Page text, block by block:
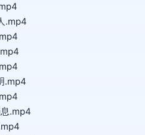
.mp4
.mp4
.mp4